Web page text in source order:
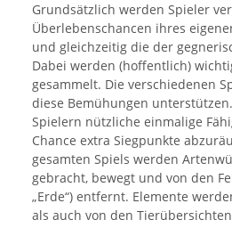
Grundsätzlich werden Spieler
Überlebenschancen ihres
und gleichzeitig die der
Dabei werden (hoffentlich)
gesammelt. Die verschiedenen
diese Bemühungen
Spielern nützliche einmalige
Chance extra Siegpunkte
gesamten Spiels werden
gebracht, bewegt und von den
„Erde“) entfernt. Elemente
als auch von den